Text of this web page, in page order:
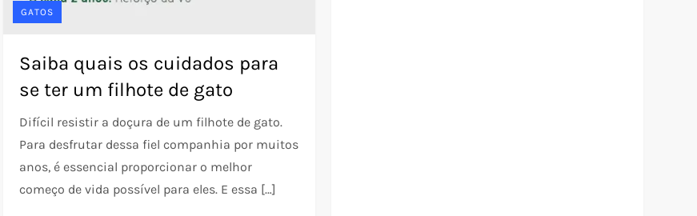
GATOS
Saiba quais os cuidados para
se ter um filhote de gato
Difícil resistir a doçura de um filhote de gato.
Para desfrutar dessa fiel companhia por muitos
anos, é essencial proporcionar o melhor
começo de vida possível para eles. E essa […]